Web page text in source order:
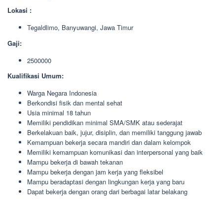
Lokasi :
Tegaldlimo, Banyuwangi, Jawa Timur
Gaji:
2500000
Kualifikasi Umum:
Warga Negara Indonesia
Berkondisi fisik dan mental sehat
Usia minimal 18 tahun
Memiliki pendidikan minimal SMA/SMK atau sederajat
Berkelakuan baik, jujur, disiplin, dan memiliki tanggung jawab
Kemampuan bekerja secara mandiri dan dalam kelompok
Memiliki kemampuan komunikasi dan interpersonal yang baik
Mampu bekerja di bawah tekanan
Mampu bekerja dengan jam kerja yang fleksibel
Mampu beradaptasi dengan lingkungan kerja yang baru
Dapat bekerja dengan orang dari berbagai latar belakang